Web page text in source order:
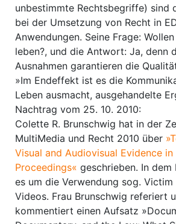
unbestimmte Rechtsbegriffe) sind
bei der Umsetzung von Recht in
Anwendungen. Seine Frage:
leben?, und die Antwort: Ja, denn
Ausnahmen garantieren die
»Im Endeffekt ist es die
Leben ausmacht, ausgehandelte
Nachtrag vom 25. 10. 2010:
Colette R. Brunschwig hat in der
MultiMedia und Recht 2010 über
Visual and Audiovisual Evidence in
Proceedings« geschrieben. In dem
es um die Verwendung sog. Victim
Videos. Frau Brunschwig referiert
kommentiert einen Aufsatz